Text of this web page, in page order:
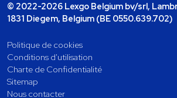
© 2022-2026 Lexgo Belgium bv/srl,
1831 Diegem, Belgium (BE 0550.639.702)
Politique de cookies
Conditions d'utilisation
Charte de Confidentialité
Sitemap
Nous contacter